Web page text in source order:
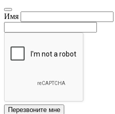
Имя
Перезвоните мне